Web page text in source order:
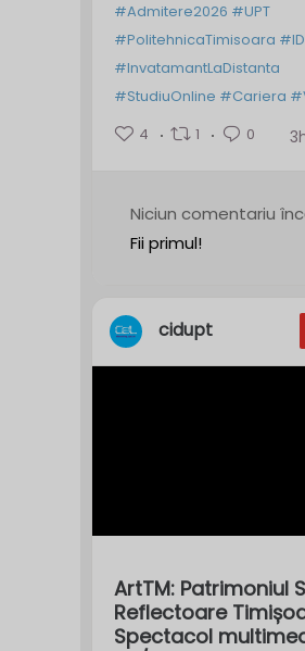
#Admitere2026 #UPT
#PolitehnicaTimisoara #ID
#InvatamantLaDistanta
#StudiuOnline #Cariera
4
1 0
Niciun comentariu
Fii primul!
cidupt
ArtTM: Patrimoniul
Reflectoare
Spectacol